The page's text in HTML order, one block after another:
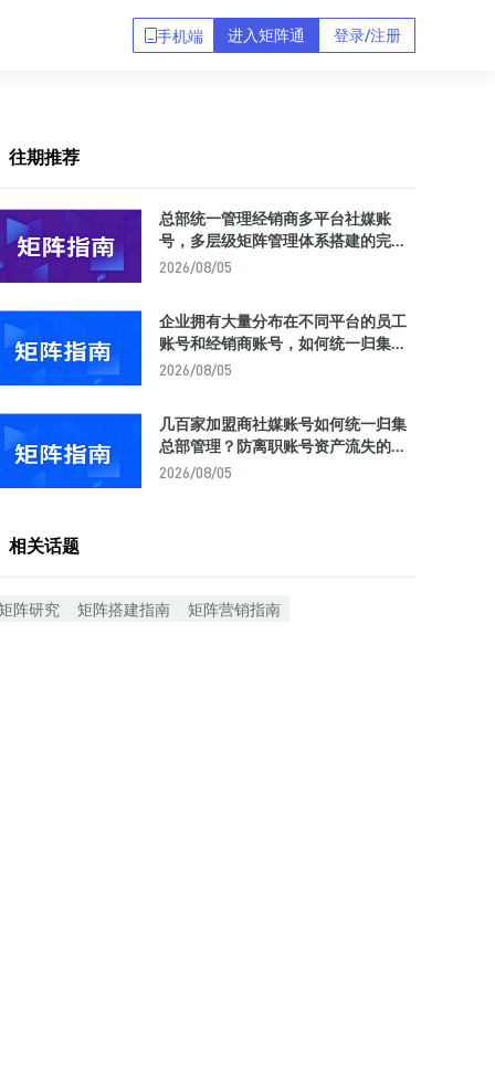
手机端 进入矩阵通 登录/注册
往期推荐
总部统一管理经销商多平台社媒账
号，多层级矩阵管理体系搭建的完整
方法论与工具选型
2026/08/05
企业拥有大量分布在不同平台的员工
账号和经销商账号，如何统一归集到
一个后台实现集中管理？
2026/08/05
几百家加盟商社媒账号如何统一归集
总部管理？防离职账号资产流失的矩
阵中台解决方案
2026/08/05
相关话题
阵研究 矩阵搭建指南 矩阵营销指南